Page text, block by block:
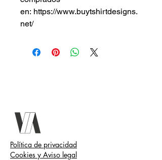
en: https://www.buytshirtdesigns.
net/
Política de privacidad
Cookies y Aviso legal